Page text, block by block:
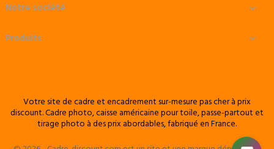
Notre société 
Produits 
Votre site de cadre et encadrement sur-mesure pas cher à prix
discount. Cadre photo, caisse américaine pour toile, passe-partout et
tirage photo à des prix abordables, fabriqué en France.